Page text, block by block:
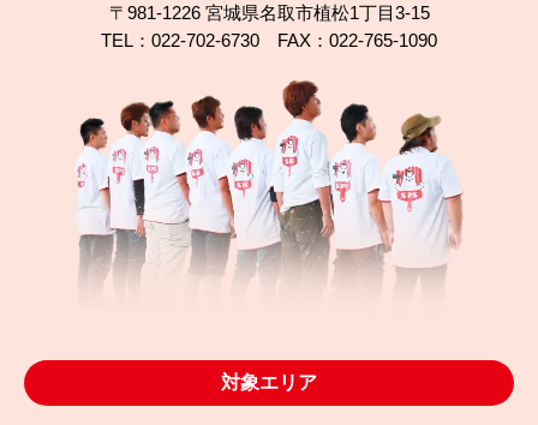
〒981-1226 宮城県名取市植松1丁目3-15
TEL：022-702-6730 FAX：022-765-1090
対象エリア